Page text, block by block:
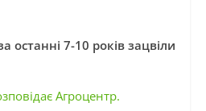
останні 7-10 років зацвіли
Агроцентр.